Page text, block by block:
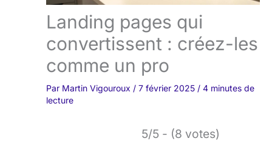
Landing pages qui
convertissent : créez-les
comme un pro
Par Martin Vigouroux / 7 février 2025 / 4 minutes de
lecture
5/5 - (8 votes)